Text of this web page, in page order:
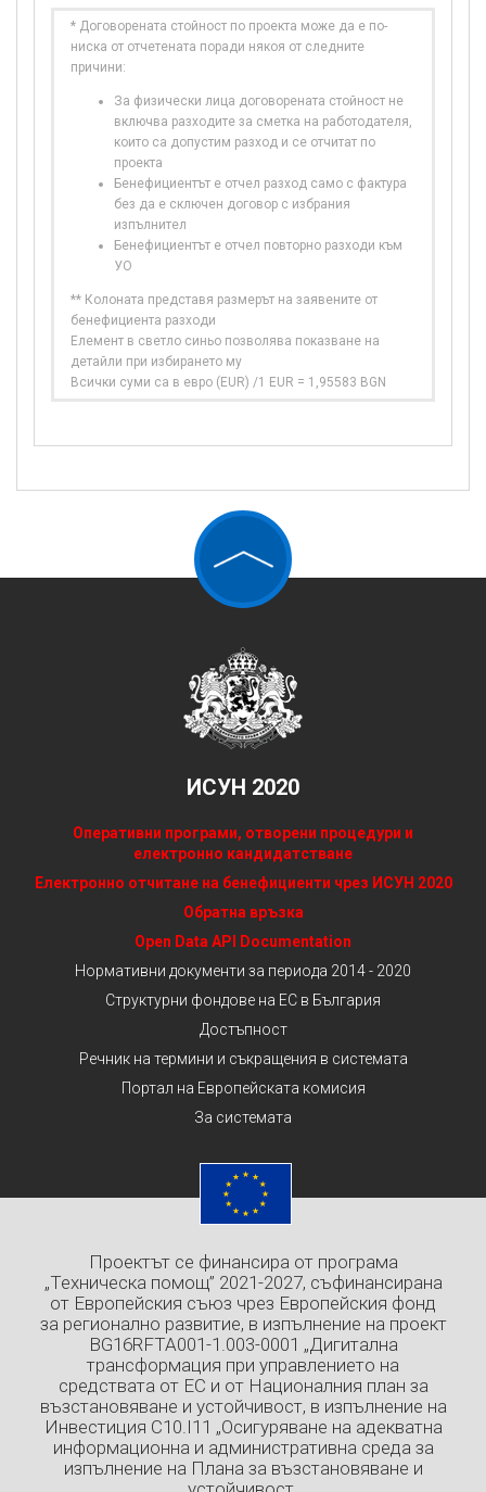
* Договорената стойност по проекта може да е по-
ниска от отчетената поради някоя от следните
причини:
За физически лица договорената стойност не
включва разходите за сметка на работодателя,
които са допустим разход и се отчитат по
проекта
Бенефициентът е отчел разход само с фактура
без да е сключен договор с избрания
изпълнител
Бенефициентът е отчел повторно разходи към
УО
** Колоната представя размерът на заявените от
бенефициента разходи
Елемент в светло синьо позволява показване на
детайли при избирането му
Всички суми са в евро (EUR) /1 EUR = 1,95583 BGN
ИСУН 2020
Оперативни програми, отворени процедури и
електронно кандидатстване
Електронно отчитане на бенефициенти чрез ИСУН 2020
Обратна връзка
Open Data API Documentation
Нормативни документи за периода 2014 - 2020
Структурни фондове на ЕС в България
Достъпност
Речник на термини и съкращения в системата
Портал на Европейската комисия
За системата
Проектът се финансира от програма
„Техническа помощ” 2021-2027, съфинансирана
от Европейския съюз чрез Европейския фонд
за регионално развитие, в изпълнение на проект
BG16RFTA001-1.003-0001 „Дигитална
трансформация при управлението на
средствата от ЕС и от Националния план за
възстановяване и устойчивост, в изпълнение на
Инвестиция C10.I11 „Осигуряване на адекватна
информационна и административна среда за
изпълнение на Плана за възстановяване и